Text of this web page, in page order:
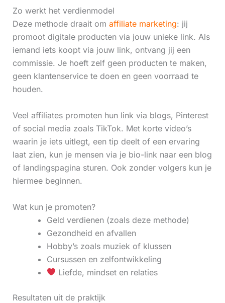
Zo werkt het verdienmodel
Deze methode draait om affiliate marketing: jij
promoot digitale producten via jouw unieke link. Als
iemand iets koopt via jouw link, ontvang jij een
commissie. Je hoeft zelf geen producten te maken,
geen klantenservice te doen en geen voorraad te
houden.
Veel affiliates promoten hun link via blogs, Pinterest
of social media zoals TikTok. Met korte video’s
waarin je iets uitlegt, een tip deelt of een ervaring
laat zien, kun je mensen via je bio-link naar een blog
of landingspagina sturen. Ook zonder volgers kun je
hiermee beginnen.
Wat kun je promoten?
Geld verdienen (zoals deze methode)
Gezondheid en afvallen
Hobby’s zoals muziek of klussen
Cursussen en zelfontwikkeling
Liefde, mindset en relaties
Resultaten uit de praktijk